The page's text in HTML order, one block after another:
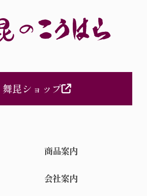
レビ東京 昆
布の可能性を
世界に！
舞昆ショップ
商品案内
会社案内